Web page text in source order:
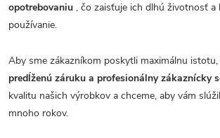
opotrebovaniu , čo zaisťuje ich dlhú životnosť a
používanie.
Aby sme zákazníkom poskytli maximálnu
predĺženú záruku a profesionálny zákaznícky
kvalitu našich výrobkov a chceme, aby vám
mnoho rokov.